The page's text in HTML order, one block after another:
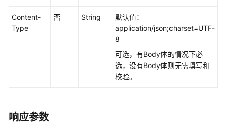
API（V1）
理
Content-
Type
否 String
默认值：
application/json;charset=UTF-
8
可选，有Body体的情况下必
选，没有Body体则无需填写和
校验。
响应参数